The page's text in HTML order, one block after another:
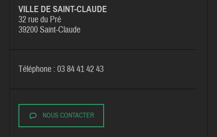
VILLE DE SAINT-CLAUDE
32 rue du Pré
39200 Saint-Claude
Téléphone : 03 84 41 42 43
NOUS CONTACTER